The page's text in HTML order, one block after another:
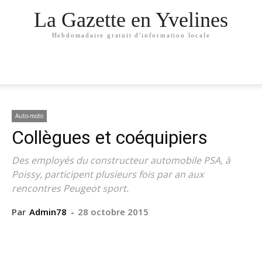
La Gazette en Yvelines
Hebdomadaire gratuit d'information locale
Auto-moto
Collègues et coéquipiers
Des employés du constructeur automobile PSA, à
Poissy, participent plusieurs fois par an aux
rencontres Peugeot sport.
Par Admin78 - 28 octobre 2015